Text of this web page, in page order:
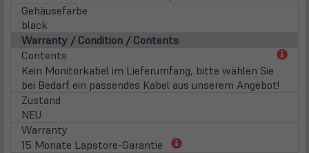
Gehäusefarbe
black
Warranty / Condition / Contents
Contents
Kein Monitorkabel im Lieferumfang, bitte wählen Sie
bei Bedarf ein passendes Kabel aus unserem Angebot!
Zustand
NEU
Warranty
15 Monate Lapstore-Garantie
(öffnet